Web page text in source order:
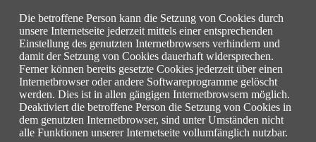
Die betroffene Person kann die Setzung von Cookies durch
unsere Internetseite jederzeit mittels einer entsprechenden
Einstellung des genutzten Internetbrowsers verhindern und
damit der Setzung von Cookies dauerhaft widersprechen.
Ferner können bereits gesetzte Cookies jederzeit über einen
Internetbrowser oder andere Softwareprogramme gelöscht
werden. Dies ist in allen gängigen Internetbrowsern möglich.
Deaktiviert die betroffene Person die Setzung von Cookies in
dem genutzten Internetbrowser, sind unter Umständen nicht
alle Funktionen unserer Internetseite vollumfänglich nutzbar.